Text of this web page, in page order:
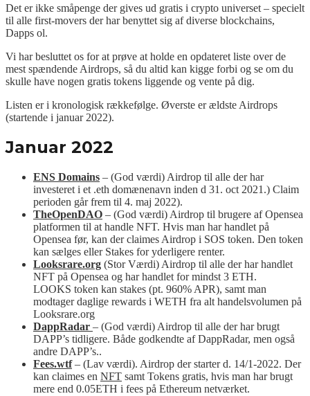
Det er ikke småpenge der gives ud gratis i crypto universet – specielt
til alle first-movers der har benyttet sig af diverse blockchains,
Dapps ol.
Vi har besluttet os for at prøve at holde en opdateret liste over de
mest spændende Airdrops, så du altid kan kigge forbi og se om du
skulle have nogen gratis tokens liggende og vente på dig.
Listen er i kronologisk rækkefølge. Øverste er ældste Airdrops
(startende i januar 2022).
Januar 2022
ENS Domains – (God værdi) Airdrop til alle der har
investeret i et .eth domænenavn inden d 31. oct 2021.) Claim
perioden går frem til 4. maj 2022).
TheOpenDAO – (God værdi) Airdrop til brugere af Opensea
platformen til at handle NFT. Hvis man har handlet på
Opensea før, kan der claimes Airdrop i SOS token. Den token
kan sælges eller Stakes for yderligere renter.
Looksrare.org (Stor Værdi) Airdrop til alle der har handlet
NFT på Opensea og har handlet for mindst 3 ETH.
LOOKS token kan stakes (pt. 960% APR), samt man
modtager daglige rewards i WETH fra alt handelsvolumen på
Looksrare.org
DappRadar – (God værdi) Airdrop til alle der har brugt
DAPP’s tidligere. Både godkendte af DappRadar, men også
andre DAPP’s..
Fees.wtf – (Lav værdi). Airdrop der starter d. 14/1-2022. Der
kan claimes en NFT samt Tokens gratis, hvis man har brugt
mere end 0.05ETH i fees på Ethereum netværket.